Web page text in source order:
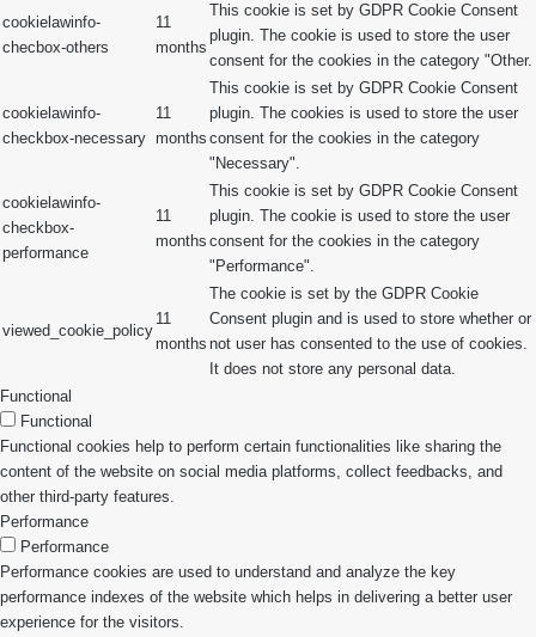
cookielawinfo-
checbox-others
11
months
This cookie is set by GDPR Cookie Consent
plugin. The cookie is used to store the user
consent for the cookies in the category "Other.
cookielawinfo-
checkbox-necessary
11
months
This cookie is set by GDPR Cookie Consent
plugin. The cookies is used to store the user
consent for the cookies in the category
"Necessary".
cookielawinfo-
checkbox-
performance
11
months
This cookie is set by GDPR Cookie Consent
plugin. The cookie is used to store the user
consent for the cookies in the category
"Performance".
viewed_cookie_policy
11
months
The cookie is set by the GDPR Cookie
Consent plugin and is used to store whether or
not user has consented to the use of cookies.
It does not store any personal data.
Functional
Functional
Functional cookies help to perform certain functionalities like sharing the
content of the website on social media platforms, collect feedbacks, and
other third-party features.
Performance
Performance
Performance cookies are used to understand and analyze the key
performance indexes of the website which helps in delivering a better user
experience for the visitors.